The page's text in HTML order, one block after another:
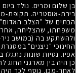
בן שלום ומרים. נולד
בירת-אוסטריה.
הבתים של "הצלב
משפחתו, שהצליחה,
ולהשתקע בה (במושב
החינוכי "ניצנים"
אפיו. נטיות שונות
כן היה בין מארגני החוג
לאחר-מכן. נוסף לכך